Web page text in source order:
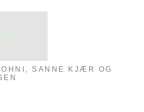
SANNE KJÆR OG